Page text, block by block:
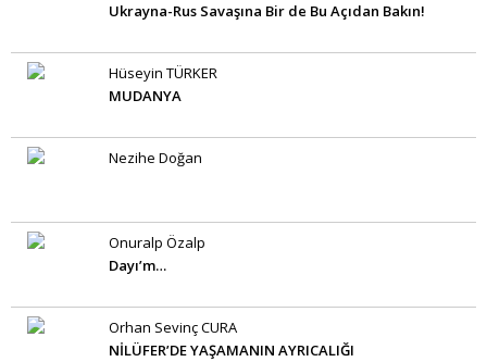
Ukrayna-Rus Savaşına Bir de Bu Açıdan Bakın!
Hüseyin TÜRKER
MUDANYA
Nezihe Doğan
Onuralp Özalp
Dayı’m…
Orhan Sevinç CURA
NİLÜFER’DE YAŞAMANIN AYRICALIĞI